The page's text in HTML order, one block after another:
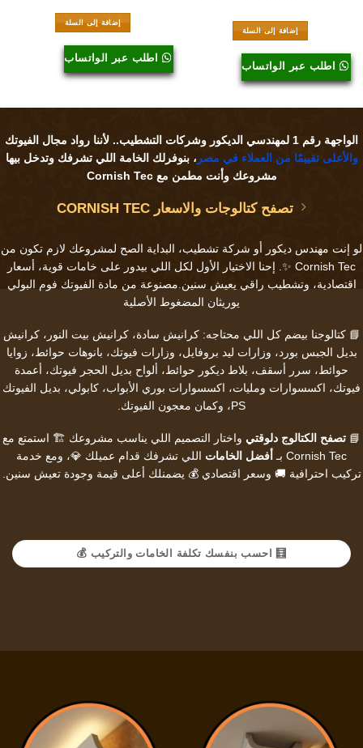
إضافة إلى السلة
اطلب عبر الواتساب
إضافة إلى السلة
اطلب عبر الواتساب
الواجهة رقم 1 لمهندسي الديكور وشركات التشطيب.. لأننا
رواد مجال الفيوتك
والأعلى تقييمًا من العملاء في مصر ، بنوفرلك الخامة اللي تشرفك وتدخل بيها
مشروعك وأنت مطمن مع Cornish Tec
تصفح كتالوجات والاسعار CORNISH TEC
لو إنت مهندس ديكور أو شركة تشطيب، البداية الصح لمشروعك لازم تكون من
Cornish Tec ✨. إحنا الاختيار الأول لكل اللي بيدور على خامات قوية، أسعار
اقتصادية، وتشطيب راقي يعيش سنين.مصنوعة من مادة الفيوتك فوم البولي
يوريثان المضغوط الأصلية
📘 كتالوجنا بيضم كل اللي محتاجه:كرانيش سادة،كرانيش بيت النور ،كرانيش
بديل الجبس بورد، وزارات ليد بروفايل، وزارات فيوتك، بانوهات حوائط، زوايا
حوائط، سرر أسقف، بلاط ديكور حوائط، ألواح بديل الحجر فيوتك،
أعمدة
فيوتك، اكسسوارات ومليات، اكسسوارات بوري الأبواب، كابولي، بديل الفيوتك
PS ، وكمان معجون الفيوتك.
📘 تصفح الكتالوج دلوقتي واختار التصميم اللي يناسب مشروعك 🏗️ استمتع مع
Cornish Tec بـ
أفضل الخامات اللي تشرفك قدام عميلك 💎، ومع خدمة
تركيب احترافية 🚚 وسعر اقتصادي 💰 يضمنلك أعلى قيمة وجودة تعيش سنين.
🧮 احسب بنفسك تكلفة الخامات والتركيب 💰